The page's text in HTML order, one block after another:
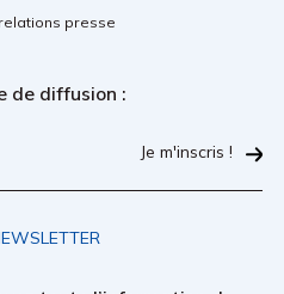
presse
de diffusion :
Je m'inscris !